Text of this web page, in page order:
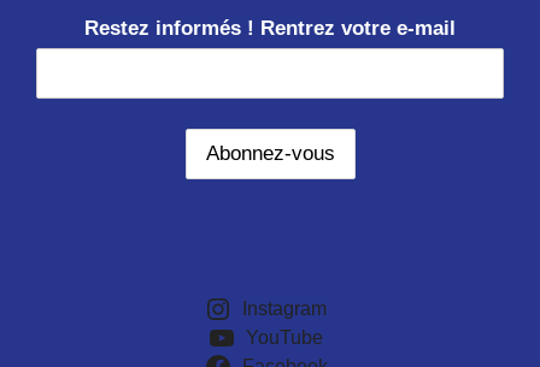
Restez informés ! Rentrez votre e-mail
Instagram
YouTube